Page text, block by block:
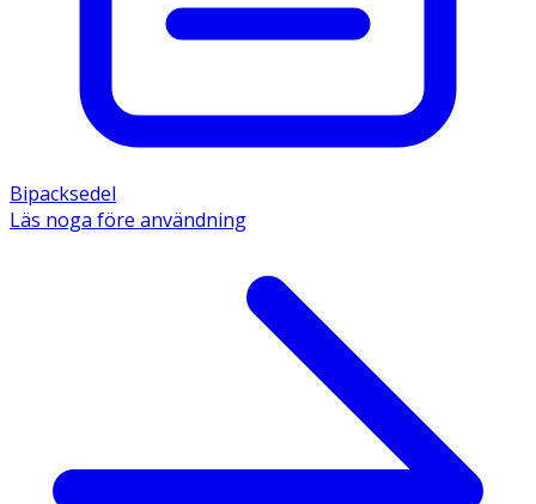
Bipacksedel
Läs noga före användning